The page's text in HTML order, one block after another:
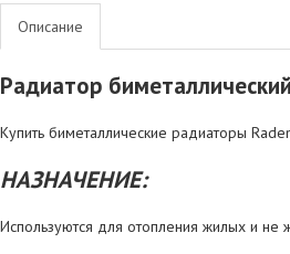
Описание
Радиатор
Купить биметаллические радиаторы
НАЗНАЧЕНИЕ:
Используются для отопления жилых и